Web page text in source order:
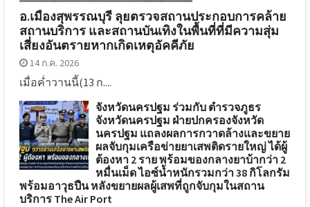
อ.เมืองสุพรรณบุรี ลุยตรวจสถานประกอบการคล้าย
สถานบริการ และสถานบันเทิงในพื้นที่ที่มีความสุ่ม
เสี่ยงอันตรายหากเกิดเหตุอัคคีภัย
14 ก.ค. 2026
เมื่อค่ำวานนี้(13 ก....
จังหวัดนครปฐม ร่วมกับ ตำรวจภูธร
จังหวัดนครปฐม ฝ่ายปกครองจังหวัด
นครปฐม แถลงผลการกวาดล้างและขยาย
ผลจับกุมเครือข่ายยาเสพติดรายใหญ่ ได้ผู้
ต้องหา 2 ราย พร้อมของกลางยาบ้ากว่า 2
หมื่นเม็ด ไอซ์น้ำหนักรวมกว่า 38 กิโลกรัม
พร้อมอาวุธปืน หลังขยายผลผู้เสพที่ถูกจับกุมในสถาน
บริการ The Air Port